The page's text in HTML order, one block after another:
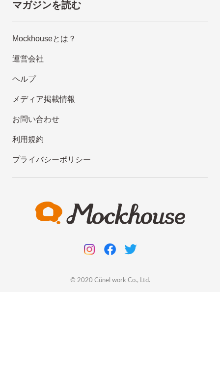
マガジンを読む
Mockhouseとは？
運営会社
ヘルプ
メディア掲載情報
お問い合わせ
利用規約
プライバシーポリシー
© 2020 Cünel work Co., Ltd.